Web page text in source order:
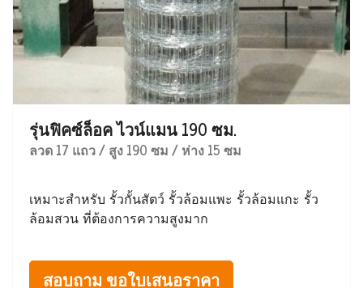
รุ่นฟิคซ์ล็อค ไวน์แมน 190 ซม.
ลวด 17 แถว / สูง 190 ซม / ห่าง 15 ซม
เหมาะสำหรับ รั้วกั้นสัตว์ รั้วล้อมแพะ รั้วล้อมแกะ รั้ว
ล้อมสวน ที่ต้องการความสูงมาก
สอบถาม ขอใบเสนอราคา